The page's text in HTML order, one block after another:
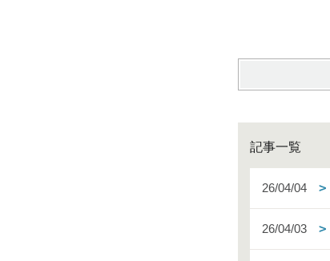
記事一覧
26/04/04
26/04/03